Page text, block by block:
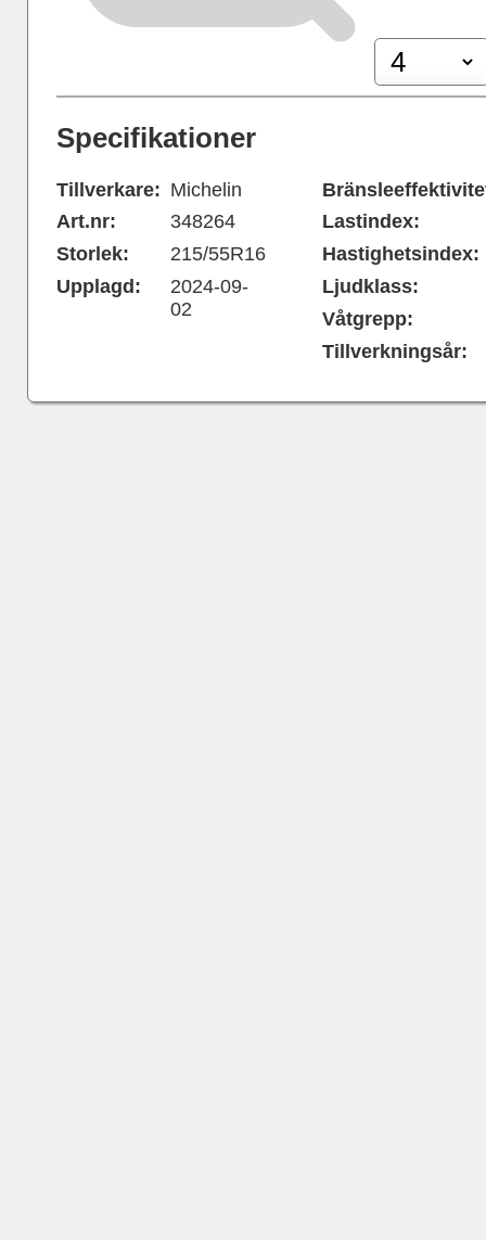
Specifikationer
Tillverkare:
Art.nr:
Storlek:
Upplagd:
Michelin
348264
215/55R16
2024-09-
02
Lastindex:
Hastighetsindex:
Ljudklass:
Våtgrepp:
Tillverkningsår: